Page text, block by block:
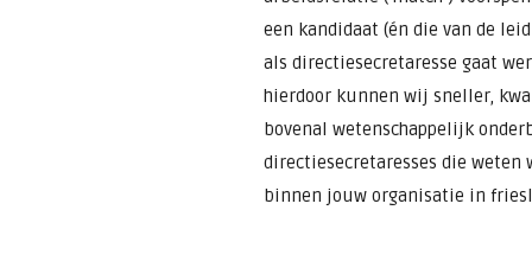
een kandidaat (én die van de
als directiesecretaresse gaat
hierdoor kunnen wij sneller,
bovenal wetenschappelijk
directiesecretaresses die weten
binnen jouw organisatie in